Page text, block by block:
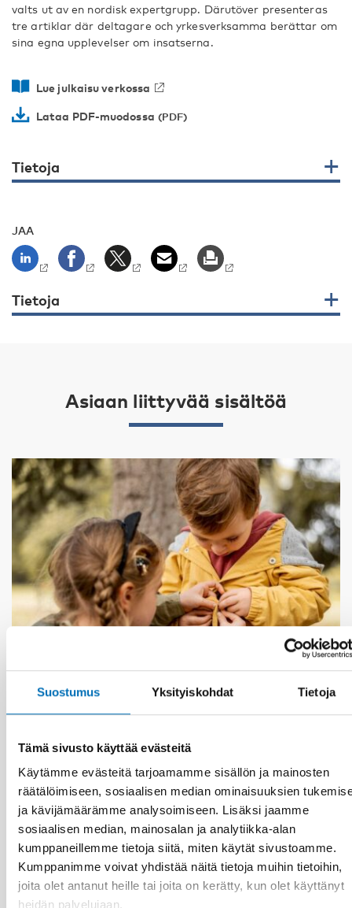
Suostumus Yksityiskohdat Tietoja
Tämä sivusto käyttää evästeitä
Käytämme evästeitä tarjoamamme sisällön ja mainosten
räätälöimiseen, sosiaalisen median ominaisuuksien
ja kävijämäärämme analysoimiseen. Lisäksi jaamme
sosiaalisen median, mainosalan ja analytiikka-alan
kumppaneillemme tietoja siitä, miten käytät sivustoamme.
Kumppanimme voivat yhdistää näitä tietoja muihin tietoihin,
joita olet antanut heille tai joita on kerätty, kun olet käyttänyt
heidän palvelujaan.
valts ut av en nordisk expertgrupp. Därutöver presenteras
tre artiklar där deltagare och yrkesverksamma berättar om
sina egna upplevelser om insatserna.
Lue julkaisu verkossa
Lataa PDF-muodossa
Tietoja
JAA
Tietoja
Asiaan liittyvää sisältöä
Ensuring good living conditions for children in
low-income families